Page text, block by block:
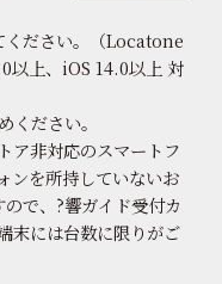
ください。（Locatone
以上、iOS 14.0以上 対
ださい。
ア非対応のスマートフ
ンを所持していないお
で、?響ガイド受付カ
末には台数に限りがご